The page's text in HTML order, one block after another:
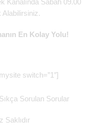
Kanalında Sabah 09.00
Alabilirsiniz.
En Kolay Yolu!
switch=”1″]
Sıkça Sorulan Sorular
Saklıdır